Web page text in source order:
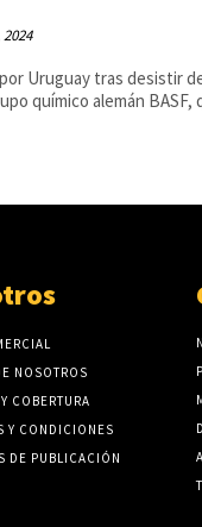
Uruguay tras desistir
químico alemán BASF,
NOSOTROS
COBERTURA
Y CONDICIONES
DE PUBLICACIÓN